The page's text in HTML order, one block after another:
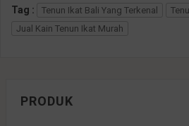
Tag : Tenun Ikat Bali Yang Terkenal
Jual Kain Tenun Ikat Murah
PRODUK